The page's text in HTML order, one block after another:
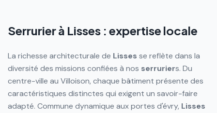
Serrurier à Lisses : expertise locale
La richesse architecturale de Lisses se reflète dans la
diversité des missions confiées à nos serruriers. Du
centre-ville au Villoison, chaque bâtiment présente des
caractéristiques distinctes qui exigent un savoir-faire
adapté. Commune dynamique aux portes d'évry, Lisses